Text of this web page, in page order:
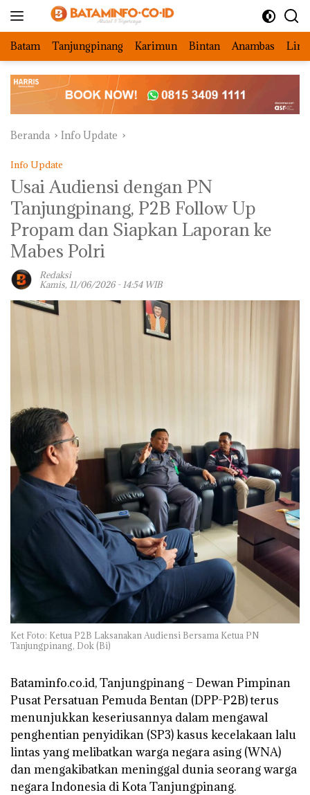
Batam Tanjungpinang Karimun Bintan Anambas
Beranda Info Update
Info Update
Usai Audiensi dengan PN
Tanjungpinang, P2B Follow Up
Propam dan Siapkan Laporan ke
Mabes Polri
Redaksi
Kamis, 11/06/2026 - 14:54 WIB
Ket Foto: Ketua P2B Laksanakan Audiensi Bersama Ketua PN
Tanjungpinang, Dok (Bi)
Bataminfo.co.id, Tanjungpinang – Dewan Pimpinan
Pusat Persatuan Pemuda Bentan (DPP-P2B) terus
menunjukkan keseriusannya dalam mengawal
penghentian penyidikan (SP3) kasus kecelakaan lalu
lintas yang melibatkan warga negara asing (WNA)
dan mengakibatkan meninggal dunia seorang warga
negara Indonesia di Kota Tanjungpinang.